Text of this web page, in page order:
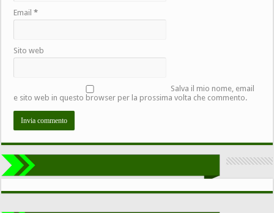
Email*
Sito web
Salva il mio nome, email
e sito web in questo browser per la prossima volta che commento.